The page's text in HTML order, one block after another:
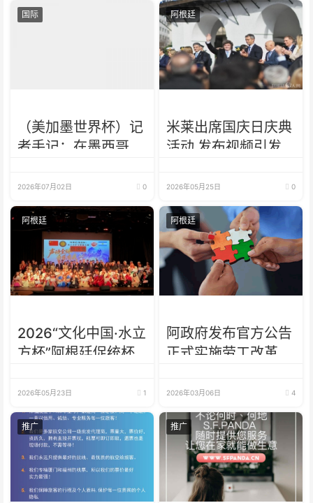
国际
（美加墨世界杯）记
者手记：在墨西哥
2026年07月02日 0
阿根廷
米莱出席国庆日庆典
活动 发布视频引发
2026年05月25日 0
阿根廷
2026“文化中国·水立
方杯”阿根廷促统杯
2026年05月23日 1
阿根廷
阿政府发布官方公告
正式实施劳工改革法
2026年03月06日 4
推广 推广